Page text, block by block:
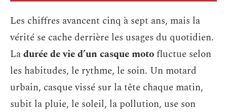
Les chiffres avancent cinq à sept ans, mais la
vérité se cache derrière les usages du quotidien.
Ladurée de vie d’un casque motofluctue selon
les habitudes, le rythme, le soin. Un motard
urbain, casque vissé sur la tête chaque matin,
subit la pluie, le soleil, la pollution, use son